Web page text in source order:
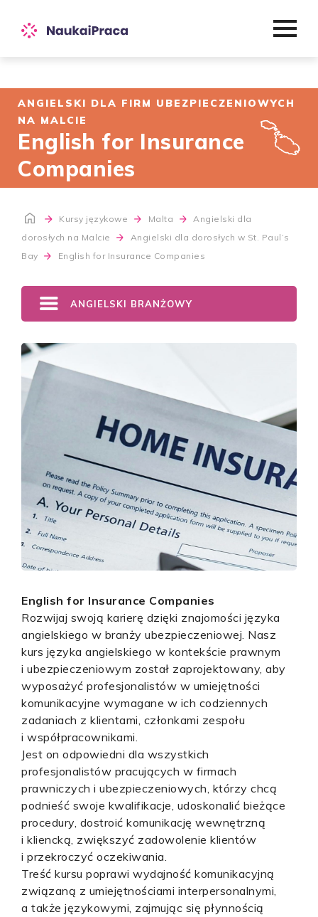
ANGIELSKI DLA FIRM UBEZPIECZENIOWYCH
NA MALCIE
English for Insurance
Companies
Kursy językowe Malta
Angielski dla
dorosłych na Malcie
Angielski dla dorosłych w St. Paul’s
Bay
English for Insurance Companies
ANGIELSKI BRANŻOWY
English for Insurance Companies
Rozwijaj swoją karierę dzięki znajomości języka
angielskiego w branży ubezpieczeniowej. Nasz
kurs języka angielskiego w kontekście prawnym
i ubezpieczeniowym został zaprojektowany, aby
wyposażyć profesjonalistów w umiejętności
komunikacyjne wymagane w ich codziennych
zadaniach z klientami, członkami zespołu
i współpracownikami.
Jest on odpowiedni dla wszystkich
profesjonalistów pracujących w firmach
prawniczych i ubezpieczeniowych, którzy chcą
podnieść swoje kwalifikacje, udoskonalić bieżące
procedury, dostroić komunikację wewnętrzną
i kliencką, zwiększyć zadowolenie klientów
i przekroczyć oczekiwania.
Treść kursu poprawi wydajność komunikacyjną
związaną z umiejętnościami interpersonalnymi,
a także językowymi, zajmując się płynnością